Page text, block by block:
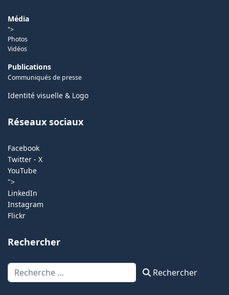
Média
">
Photos
Vidéos
Publications
Communiqués de presse
Identité visuelle & Logo
Réseaux sociaux
Facebook
Twitter - X
YouTube
">
LinkedIn
Instagram
Flickr
Rechercher
Rechercher Rechercher